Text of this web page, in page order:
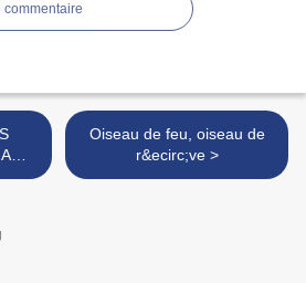
commentaire
Oiseau de feu, oiseau de
r&ecirc;ve >